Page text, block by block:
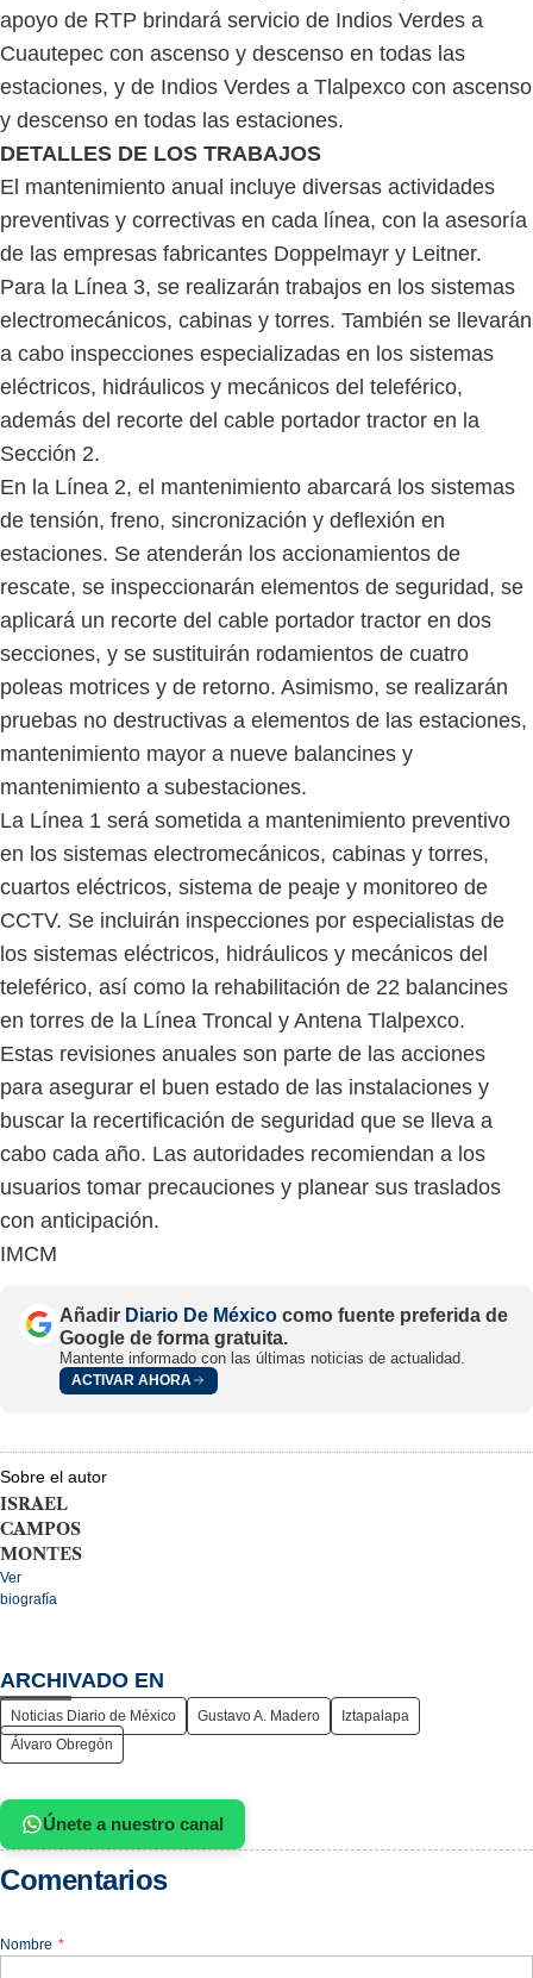
apoyo de RTP brindará servicio de Indios Verdes a
Cuautepec con ascenso y descenso en todas las
estaciones, y de Indios Verdes a Tlalpexco con ascenso
y descenso en todas las estaciones.
DETALLES DE LOS TRABAJOS
El mantenimiento anual incluye diversas actividades
preventivas y correctivas en cada línea, con la asesoría
de las empresas fabricantes Doppelmayr y Leitner.
Para la Línea 3, se realizarán trabajos en los sistemas
electromecánicos, cabinas y torres. También se llevarán
a cabo inspecciones especializadas en los sistemas
eléctricos, hidráulicos y mecánicos del teleférico,
además del recorte del cable portador tractor en la
Sección 2.
En la Línea 2, el mantenimiento abarcará los sistemas
de tensión, freno, sincronización y deflexión en
estaciones. Se atenderán los accionamientos de
rescate, se inspeccionarán elementos de seguridad, se
aplicará un recorte del cable portador tractor en dos
secciones, y se sustituirán rodamientos de cuatro
poleas motrices y de retorno. Asimismo, se realizarán
pruebas no destructivas a elementos de las estaciones,
mantenimiento mayor a nueve balancines y
mantenimiento a subestaciones.
La Línea 1 será sometida a mantenimiento preventivo
en los sistemas electromecánicos, cabinas y torres,
cuartos eléctricos, sistema de peaje y monitoreo de
CCTV. Se incluirán inspecciones por especialistas de
los sistemas eléctricos, hidráulicos y mecánicos del
teleférico, así como la rehabilitación de 22 balancines
en torres de la Línea Troncal y Antena Tlalpexco.
Estas revisiones anuales son parte de las acciones
para asegurar el buen estado de las instalaciones y
buscar la recertificación de seguridad que se lleva a
cabo cada año. Las autoridades recomiendan a los
usuarios tomar precauciones y planear sus traslados
con anticipación.
IMCM
Añadir Diario De México como fuente preferida de
Google de forma gratuita.
Mantente informado con las últimas noticias de actualidad.
ACTIVAR AHORA
Sobre el autor
ISRAEL
CAMPOS
MONTES
Ver
biografía
ARCHIVADO EN
Noticias Diario de México Gustavo A. Madero
Iztapalapa
Álvaro Obregón
Únete a nuestro canal
Comentarios
Nombre *